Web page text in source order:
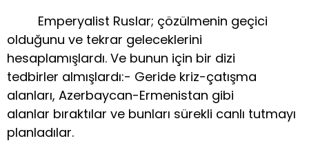
Emperyalist Ruslar; çözülmenin geçici
olduğunu ve tekrar geleceklerini
hesaplamışlardı. Ve bunun için bir dizi
tedbirler almışlardı:- Geride kriz-çatışma
alanları, Azerbaycan-Ermenistan gibi
alanlar bıraktılar ve bunları sürekli canlı tutmayı
planladılar.